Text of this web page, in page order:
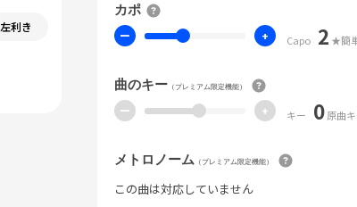
左利き
カポ
ー + Capo 2 ★簡
曲のキー （プレミアム限定機能）
ー + キー 0原曲
メトロノーム （プレミアム限定機能）
この曲は対応していません